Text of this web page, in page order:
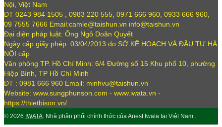
Nội, Việt Nam
ĐT 0243 984 1505 , 0983 220 555, 0971 666 960, 0933 666 960,
09 7555 7666 Email:camle@taishun.vn info@taishun.vn
Đại diện pháp luật: Ông Ngô Doãn Quyết
Ngày cấp giấy phép: 03/04/2013 do SỞ KẾ HOẠCH VÀ ĐẦU TƯ HÀ
NỘI cấp
Văn phòng TP. Hồ Chí Minh: 6/4 Đường số 15 Khu phố 10, phường
Hiệp Bình, TP Hồ Chí Minh
ĐT : 0981 666 960 Email: minhvu@taishun.vn
Website: www.sungphunson.com - www.iwata.vn -
https://thietbison.vn/
© 2026 IWATA. Nhà phân phối chính thức của Anest Iwata tại Việt Nam .